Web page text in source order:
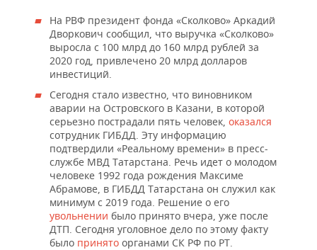
На РВФ президент фонда «Сколково» Аркадий
Дворкович сообщил, что выручка «Сколково»
выросла с 100 млрд до 160 млрд рублей за
2020 год, привлечено 20 млрд долларов
инвестиций.
Сегодня стало известно, что виновником
аварии на Островского в Казани, в которой
серьезно пострадали пять человек, оказался
сотрудник ГИБДД. Эту информацию
подтвердили «Реальному времени» в пресс-
службе МВД Татарстана. Речь идет о молодом
человеке 1992 года рождения Максиме
Абрамове, в ГИБДД Татарстана он служил как
минимум с 2019 года. Решение о его
увольнении было принято вчера, уже после
ДТП. Сегодня уголовное дело по этому факту
было принято органами СК РФ по РТ.